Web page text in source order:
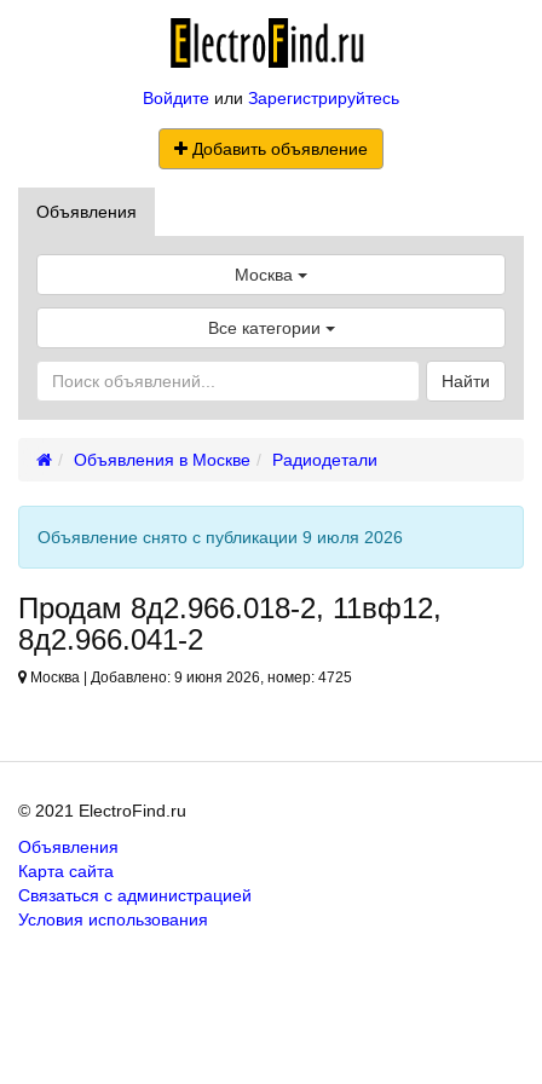
Войдите или Зарегистрируйтесь
Добавить объявление
Объявления
Москва
Все категории
Найти
Объявления в Москве Радиодетали
Объявление снято с публикации 9 июля 2026
Продам 8д2.966.018-2, 11вф12,
8д2.966.041-2
Москва | Добавлено: 9 июня 2026, номер: 4725
© 2021 ElectroFind.ru
Объявления
Карта сайта
Связаться с администрацией
Условия использования